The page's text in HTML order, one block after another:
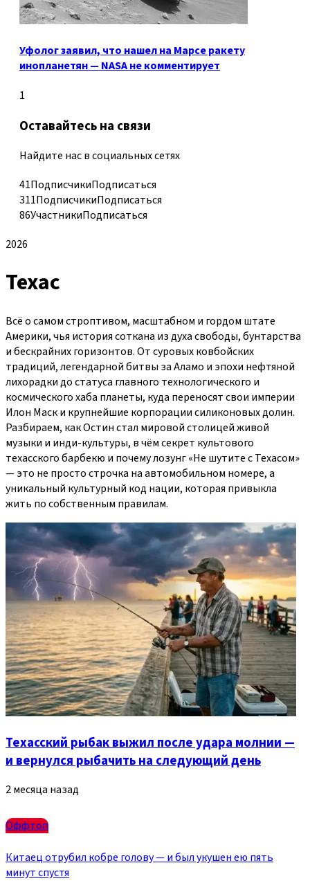
Уфолог заявил, что нашел на Марсе ракету
инопланетян — NASA не комментирует
1
Оставайтесь на связи
Найдите нас в социальных сетях
41ПодписчикиПодписаться
311ПодписчикиПодписаться
86УчастникиПодписаться
2026
Техас
Всё о самом строптивом, масштабном и гордом штате
Америки, чья история соткана из духа свободы, бунтарства
и бескрайних горизонтов. От суровых ковбойских
традиций, легендарной битвы за Аламо и эпохи нефтяной
лихорадки до статуса главного технологического и
космического хаба планеты, куда переносят свои империи
Илон Маск и крупнейшие корпорации силиконовых долин.
Разбираем, как Остин стал мировой столицей живой
музыки и инди-культуры, в чём секрет культового
техасского барбекю и почему лозунг «Не шутите с Техасом»
— это не просто строчка на автомобильном номере, а
уникальный культурный код нации, которая привыкла
жить по собственным правилам.
Техасский рыбак выжил после удара молнии —
и вернулся рыбачить на следующий день
2 месяца назад
Оффтоп
Китаец отрубил кобре голову — и был укушен ею пять
минут спустя